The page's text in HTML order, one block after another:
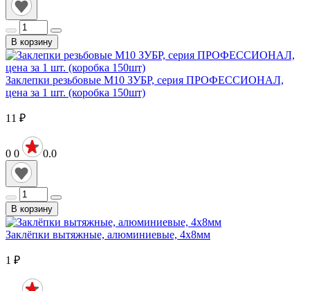
В корзину
Заклепки резьбовые М10 ЗУБР, серия ПРОФЕССИОНАЛ,
цена за 1 шт. (коробка 150шт)
11 ₽
0 0 0.0
В корзину
Заклёпки вытяжные, алюминиевые, 4х8мм
1 ₽